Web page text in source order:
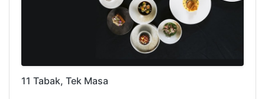
11 Tabak, Tek Masa